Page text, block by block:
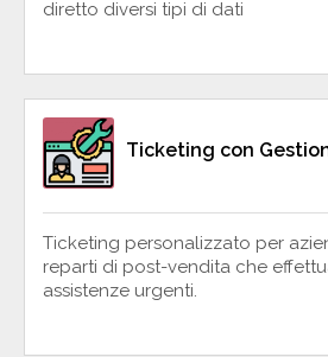
diretto diversi tipi di dati
Ticketing con
Ticketing personalizzato per
reparti di post-vendita che
assistenze urgenti.